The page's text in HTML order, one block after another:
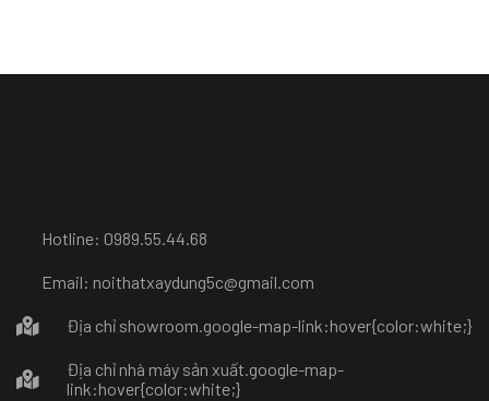
Hotline: 0989.55.44.68
Email: noithatxaydung5c@gmail.com
Địa chỉ showroom.google-map-link:hover{color:white;}
Địa chỉ nhà máy sản xuất.google-map-
link:hover{color:white;}